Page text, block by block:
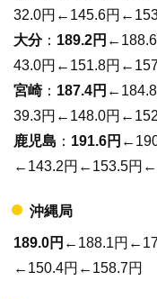
32.0円←145.6円
大分： 189.2円
43.0円←151.8円
宮崎： 187.4円
39.3円←148.0円
鹿児島 ： 191.6円
←143.2円←153.5円
沖縄局
189.0円 ←188.1円
←150.4円←158.7円